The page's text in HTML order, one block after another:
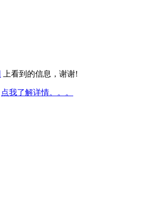
上看到的信息，谢谢!
点我了解详情。。。